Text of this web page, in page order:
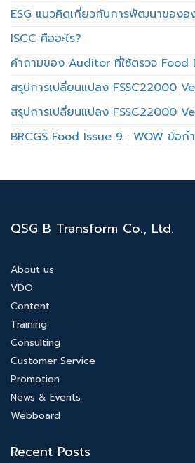
ESG แนวคิดเกี่ยวกับการพัฒนาของ
ISCC คืออะไร?
คำถามของ Auditor ที่ใช้ตรวจ Food
สรุปการเปลี่ยนแปลง FSSC22000
สรุปการเปลี่ยนแปลง FSSC22000
BRCGS Food Issue 9 : WOW ข้อก
QSG B Transform Co., Ltd.
About us
VDO
Content
Training
Consulting
Customer Service
Promotion
News & Events
Webboard
Recent Posts